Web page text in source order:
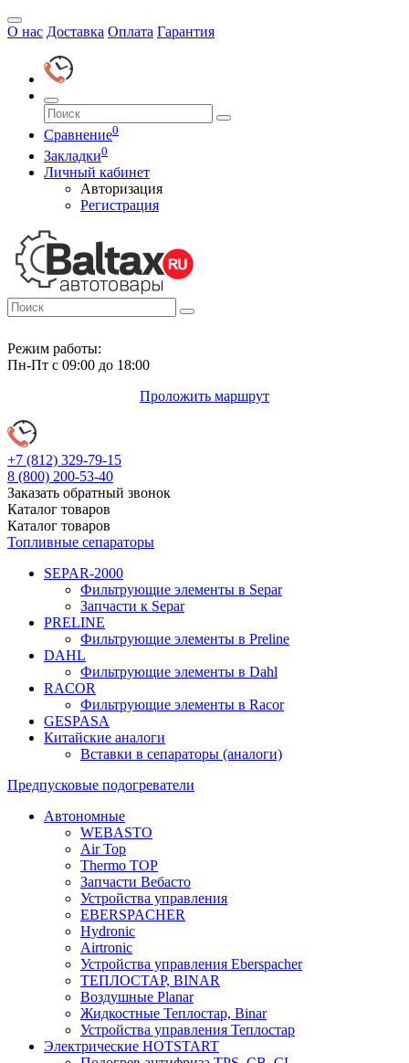
О нас Доставка Оплата Гарантия
Сравнение0
Закладки0
Личный кабинет
Авторизация
Регистрация
Режим работы:
Пн-Пт с 09:00 до 18:00
Проложить маршрут
+7 (812) 329-79-15
8 (800) 200-53-40
Заказать обратный звонок
Каталог товаров
Каталог товаров
Топливные сепараторы
SEPAR-2000
Фильтрующие элементы в Separ
Запчасти к Separ
PRELINE
Фильтрующие элементы в Preline
DAHL
Фильтрующие элементы в Dahl
RACOR
Фильтрующие элементы в Racor
GESPASA
Китайские аналоги
Вставки в сепараторы (аналоги)
Предпусковые подогреватели
Автономные
WEBASTO
Air Top
Thermo TOP
Запчасти Вебасто
Устройства управления
EBERSPACHER
Hydronic
Airtronic
Устройства управления Eberspacher
ТЕПЛОСТАР, BINAR
Воздушные Planar
Жидкостные Теплостар, Binar
Устройства управления Теплостар
Электрические HOTSTART